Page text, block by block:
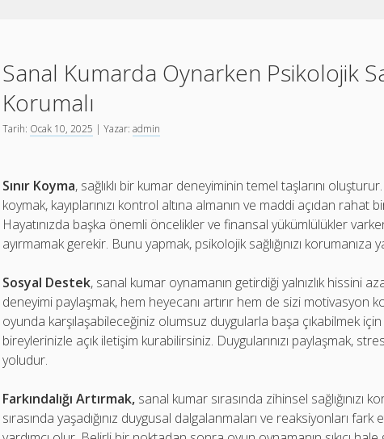
Sanal Kumarda Oynarken Psikolojik
Korumalı
Tarih: Ocak 10, 2025 | Yazar:admin
Sınır Koyma, sağlıklı bir kumar deneyiminin temel taşlarını
koymak, kayıplarınızı kontrol altına almanın ve maddi açıdan rahat
Hayatınızda başka önemli öncelikler ve finansal yükümlülükler
ayırmamak gerekir. Bunu yapmak, psikolojik sağlığınızı korumanıza
Sosyal Destek, sanal kumar oynamanın getirdiği yalnızlık hissini
deneyimi paylaşmak, hem heyecanı artırır hem de sizi motivasyon
oyunda karşılaşabileceğiniz olumsuz duygularla başa çıkabilmek için
bireylerinizle açık iletişim kurabilirsiniz. Duygularınızı paylaşmak,
yoludur.
Farkındalığı Artırmak, sanal kumar sırasında zihinsel sağlığınızı
sırasında yaşadığınız duygusal dalgalanmaları ve reaksiyonları fark